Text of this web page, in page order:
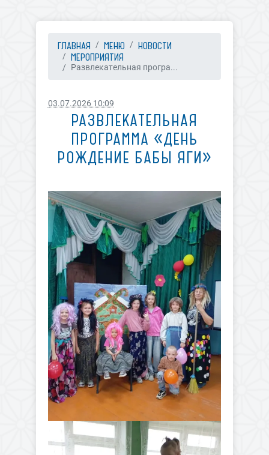
ГЛАВНАЯ МЕНЮ
НОВОСТИ
МЕРОПРИЯТИЯ
Развлекательная програ...
03.07.2026 10:09
РАЗВЛЕКАТЕЛЬНАЯ
ПРОГРАММА «ДЕНЬ
РОЖДЕНИЕ БАБЫ ЯГИ»